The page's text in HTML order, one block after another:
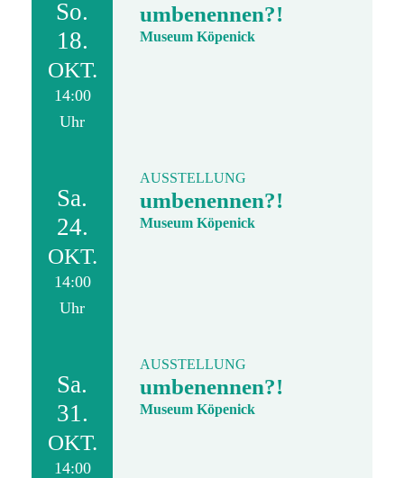
So.
18.
OKT.
14:00
Uhr
umbenennen?!
Museum Köpenick
Sa.
24.
OKT.
14:00
Uhr
AUSSTELLUNG
umbenennen?!
Museum Köpenick
Sa.
31.
OKT.
14:00
AUSSTELLUNG
umbenennen?!
Museum Köpenick